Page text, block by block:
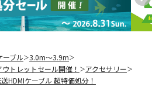
ーブル＞3.0m〜3.9m＞
トレットセール開催！ ＞アクセサリー＞
HDMIケーブル 超特価処分！